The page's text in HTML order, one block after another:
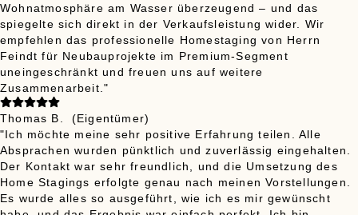
Wohnatmosphäre am Wasser überzeugend – und das
spiegelte sich direkt in der Verkaufsleistung wider. Wir
empfehlen das professionelle Homestaging von Herrn
Feindt für Neubauprojekte im Premium-Segment
uneingeschränkt und freuen uns auf weitere
Zusammenarbeit."
Thomas B.
(Eigentümer)
"Ich möchte meine sehr positive Erfahrung teilen. Alle
Absprachen wurden pünktlich und zuverlässig eingehalten.
Der Kontakt war sehr freundlich, und die Umsetzung des
Home Stagings erfolgte genau nach meinen Vorstellungen.
Es wurde alles so ausgeführt, wie ich es mir gewünscht